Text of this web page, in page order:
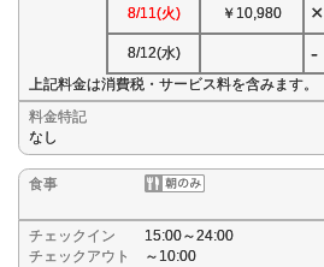
8/11(火) ￥10,980 ×
8/12(水) -
上記料金は消費税・サービス料を含みます。
料金特記
なし
食事
チェックイン
15:00～24:00
チェックアウト
～10:00